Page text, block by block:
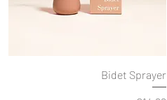
Bidet Sprayer